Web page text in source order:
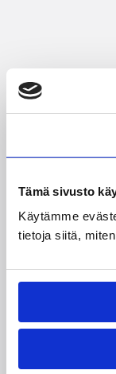
Tämä sivusto
Käytämme
tietoja siitä,